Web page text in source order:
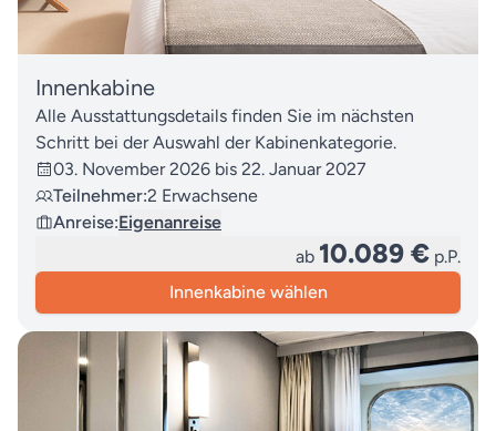
43 Colón (Panama)
44 Seetag
45 Panama City (Panama)
46 Panama City (Panama)
Manta (Ecuador)
49 Guayaquil (Ecuador)
50 Guayaquil (Ecuador)
Innenkabine
Alle Ausstattungsdetails finden Sie im nächsten
Schritt bei der Auswahl der Kabinenkategorie.
03. November 2026 bis 22. Januar 2027
Teilnehmer:2 Erwachsene
Anreise:Eigenanreise
ab 10.089 € p.P.
Innenkabine wählen